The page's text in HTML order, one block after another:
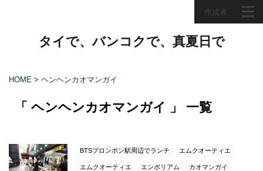
作成者
タイで、バンコクで、真夏日で
HOME > ヘンヘンカオマンガイ
「 ヘンヘンカオマンガイ 」 一覧
BTSプロンポン駅周辺でランチ エムクオーティエ
エムクオーティエ エンポリアム カオマンガイ